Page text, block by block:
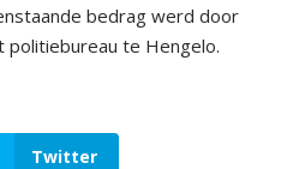
bedrag werd door
politiebureau te Hengelo.
Twitter